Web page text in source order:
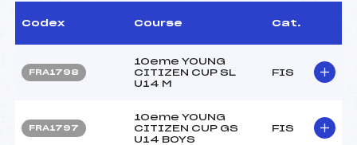
Codex Course Cat.
FRA1798
10eme YOUNG
CITIZEN CUP SL
U14 M
FIS
FRA1797
10eme YOUNG
CITIZEN CUP GS
U14 BOYS
FIS